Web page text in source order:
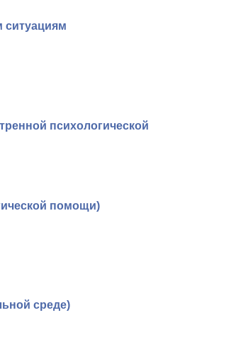
ситуациям
психологической
помощи)
среде)